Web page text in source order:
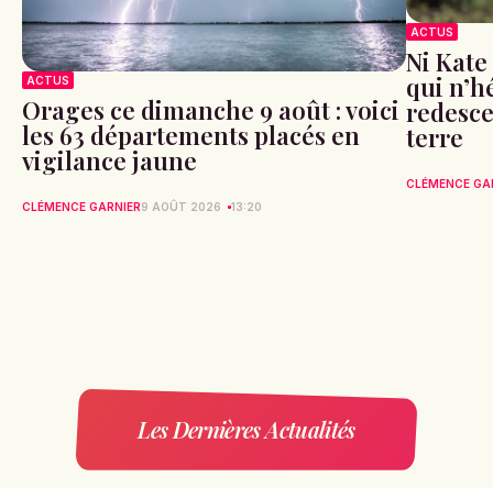
ACTUS
Orages ce dimanche 9 août : voici
les 63 départements placés en
vigilance jaune
CLÉMENCE GARNIER9 AOÛT 2026 13:20
ACTUS
Ni
qui
terre
CLÉMENCE
Les Dernières Actualités